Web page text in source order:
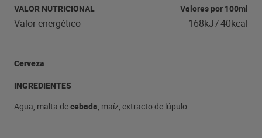
VALOR NUTRICIONAL Valores por 100ml
Valor energético 168kJ/40kcal
Cerveza
INGREDIENTES
Agua, malta decebada, maíz, extracto de lúpulo